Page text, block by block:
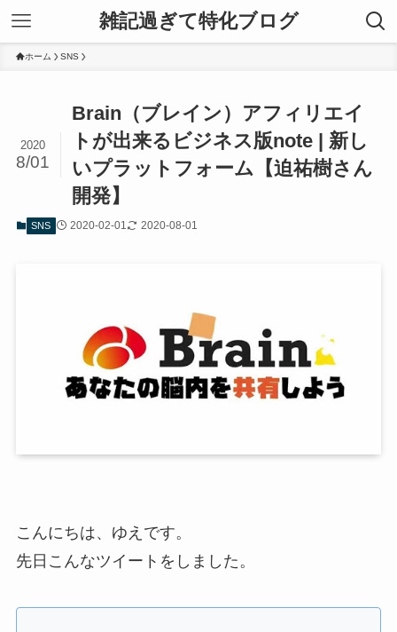
雑記過ぎて特化ブログ
ホーム SNS
Brain（ブレイン）アフィリエイ
トが出来るビジネス版note | 新し
いプラットフォーム【迫祐樹さん
開発】
2020
8/01
SNS 2020-02-01 2020-08-01
こんにちは、ゆえです。
先日こんなツイートをしました。